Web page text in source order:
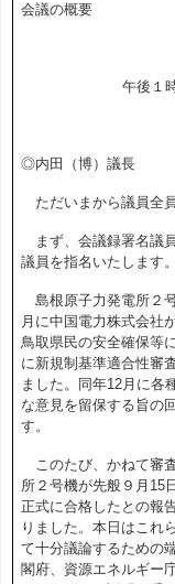
会議の概要
午後１
◎内田（博）議長
ただいまから議員全
まず、会議録署名議
議員を指名いたします。
島根原子力発電所２
月に中国電力株式会社
鳥取県民の安全確保等
に新規制基準適合性審
ました。同年12月に各
な意見を留保する旨の
す。
このたび、かねて審
所２号機が先般９ 月15日
正式に合格したとの報
りました。本日はこれ
て十分議論するための
閣府、資源エネルギー